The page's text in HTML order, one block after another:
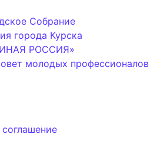
Собрание
города Курска
РОССИЯ»
молодых профессионалов